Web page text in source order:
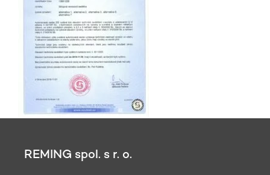
REMING spol. s r. o.